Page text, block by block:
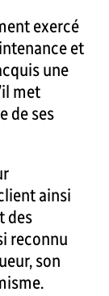
exercé
et
une
met
de ses
ainsi
des
reconnu
son